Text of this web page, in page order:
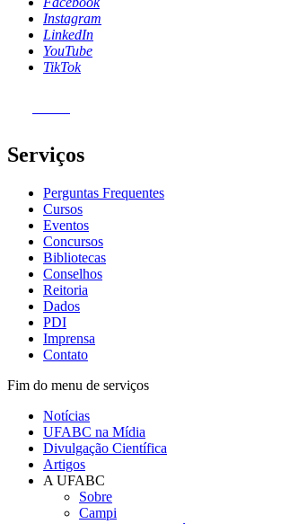
Instagram
LinkedIn
YouTube
TikTok
Serviços
Perguntas Frequentes
Cursos
Eventos
Concursos
Bibliotecas
Conselhos
Reitoria
Dados
PDI
Imprensa
Contato
Fim do menu de serviços
Notícias
UFABC na Mídia
Divulgação Científica
Artigos
A UFABC
Sobre
Campi